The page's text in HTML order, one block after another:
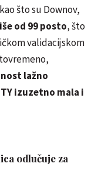
što su Downov,
od 99 posto, što
validacijskom
lažno
izuzetno mala i
odlučuje za